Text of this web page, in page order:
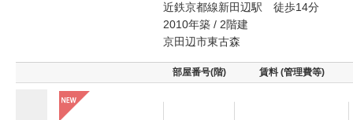
近鉄京都線新田辺駅 徒歩14分
2010年築 / 2階建
京田辺市東古森
部屋番号(階) 賃料 (管理費等)